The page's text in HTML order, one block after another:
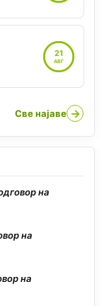
21
АВГ
Све најаве →
на
на
на